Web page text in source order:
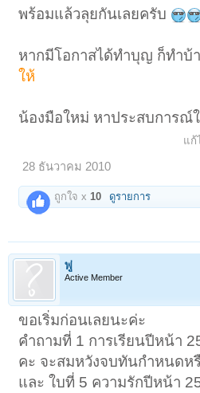
พร้อมแล้วลุยกันเลยครับ
หากมีโอกาสได้ทำบุญ ก็ทำบ้
ให้
น้องมือใหม่ หาประสบการณ์
แก้
28 ธันวาคม 2010
ถูกใจ x10 ดูรายการ
พู่
Active Member
ขอเริ่มก่อนเลยนะค่ะ
คำถามที่ 1 การเรียนปีหน้า
คะ จะสมหวังจบทันกำหนดห
และ ใบที่ 5 ความรักปีหน้า